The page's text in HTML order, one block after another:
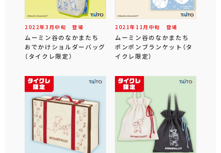
2022年3 月中旬 登場
ムーミン谷のなかまたち
おでかけショルダーバッグ
（タイクレ限定）
2021年 11 月 中旬 登場
ムーミン谷のなかまたち
ポンポンブランケット（タ
イクレ限定）